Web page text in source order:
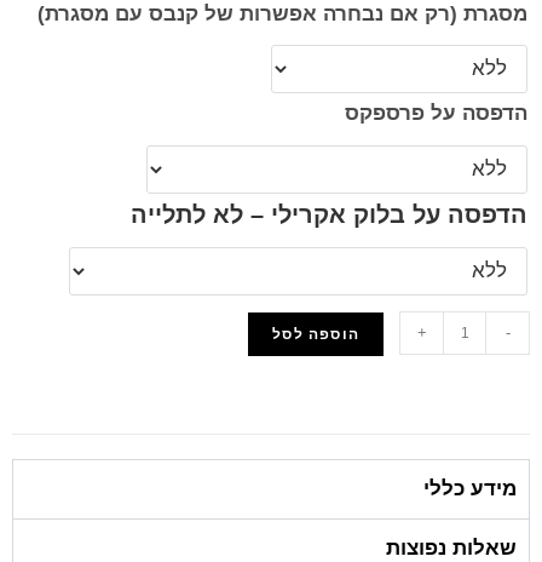
מסגרת (רק אם נבחרה אפשרות של קנבס עם מסגרת)
הדפסה על פרספקס
הדפסה על בלוק אקרילי – לא לתלייה
-
+ הוספה לסל
מידע כללי
שאלות נפוצות